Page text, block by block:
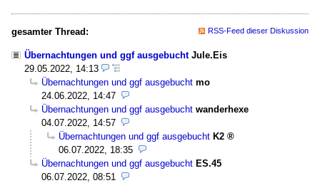
gesamter Thread: RSS-Feed dieser Diskussion
Übernachtungen und ggf ausgebucht Jule.Eis
29.05.2022, 14:13
Übernachtungen und ggf ausgebucht mo
24.06.2022, 14:47
Übernachtungen und ggf ausgebucht wanderhexe
04.07.2022, 14:57
Übernachtungen und ggf ausgebucht K2
06.07.2022, 18:35
Übernachtungen und ggf ausgebucht ES.45
06.07.2022, 08:51